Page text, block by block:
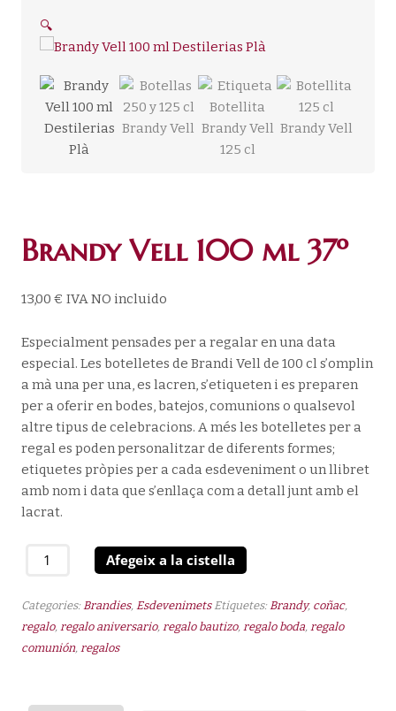
🔍
Brandy Vell 100 ml 37º
13,00€ IVA NO incluido
Especialment pensades per a regalar en una data
especial. Les botelletes de Brandi Vell de 100 cl s’omplin
a mà una per una, es lacren, s’etiqueten i es preparen
per a oferir en bodes, batejos, comunions o qualsevol
altre tipus de celebracions. A més les botelletes per a
regal es poden personalitzar de diferents formes;
etiquetes pròpies per a cada esdeveniment o un llibret
amb nom i data que s’enllaça com a detall junt amb el
lacrat.
quantitat
Vell
100
Afegeix a la cistella
Categories:Brandies,Esdevenimets Etiquetes:Brandy, coñac,
regalo,regalo aniversario,regalo bautizo,regalo boda,regalo
comunión,regalos